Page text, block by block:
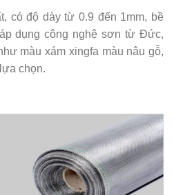
có độ dày từ 0.9 đến 1mm, bề
dụng công nghệ sơn từ Đức,
màu xám xingfa màu nâu gỗ,
chọn.